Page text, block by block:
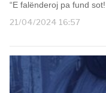
“E falënderoj pa fund
21/04/2024 16:57